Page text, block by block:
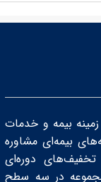
بیمه و خدمات
بیمه‌ای مشاوره
دوره‌ای
در سه سطح‌